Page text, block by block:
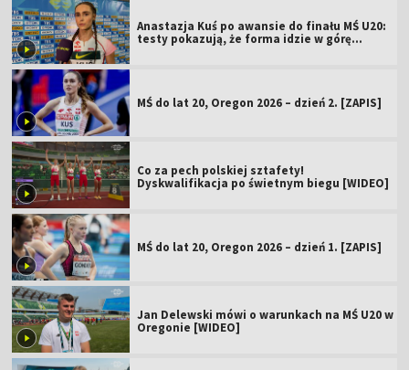
Anastazja Kuś po awansie do finału MŚ U20:
testy pokazują, że forma idzie w górę
MŚ do lat 20, Oregon 2026 – dzień 2. [ZAPIS]
Co za pech polskiej sztafety!
Dyskwalifikacja po świetnym biegu [WIDEO]
MŚ do lat 20, Oregon 2026 – dzień 1. [ZAPIS]
Jan Delewski mówi o warunkach na MŚ U20 w
Oregonie [WIDEO]